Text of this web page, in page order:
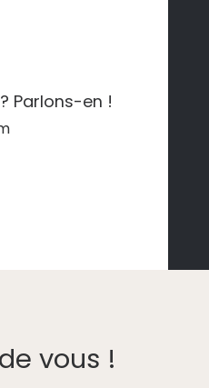
Parlons-en !
Pompéi à
vous !